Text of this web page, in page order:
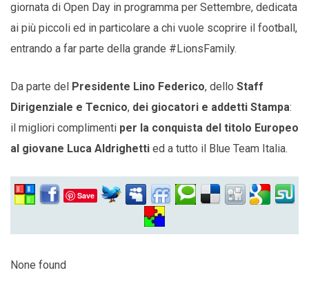
giornata di Open Day in programma per Settembre, dedicata
ai più piccoli ed in particolare a chi vuole scoprire il football,
entrando a far parte della grande #LionsFamily.
Da parte del Presidente Lino Federico, dello Staff
Dirigenziale e Tecnico, dei giocatori e addetti Stampa:
il migliori complimenti per la conquista del titolo Europeo
al giovane Luca Aldrighetti ed a tutto il Blue Team Italia.
Save
None found